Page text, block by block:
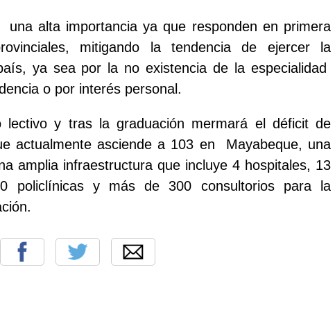
una alta importancia ya que responden en primera
mitigando la tendencia de ejercer la
ya sea por la no existencia de la especialidad
o por interés personal.
lectivo y tras la graduación mermará el déficit de
actualmente asciende a 103 en
Mayabeque, una
amplia infraestructura que incluye 4 hospitales, 13
policlínicas y más de 300 consultorios para la